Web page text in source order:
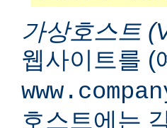
가상호스트
웹사이트를 (
호스트에는